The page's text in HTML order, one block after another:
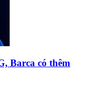
Barca có thêm